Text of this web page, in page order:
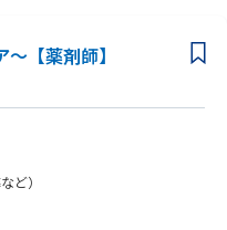
【薬剤師】
ど）